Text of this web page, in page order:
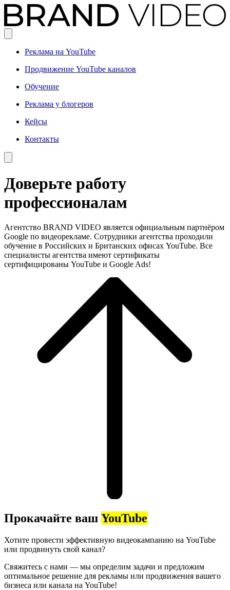
Реклама на YouTube
Продвижение YouTube каналов
Обучение
Реклама у блогеров
Кейсы
Контакты
Доверьте работу
профессионалам
Агентство BRAND VIDEO является официальным партнёром
Google по видеорекламе. Сотрудники агентства проходили
обучение в Российских и Британских офисах YouTube. Все
специалисты агентства имеют сертификаты
сертифицированы YouTube и Google Ads!
Прокачайте ваш YouTube
Хотите провести эффективную видеокампанию на YouTube
или продвинуть свой канал?
Свяжитесь с нами — мы определим задачи и предложим
оптимальное решение для рекламы или продвижения вашего
бизнеса или канала на YouTube!